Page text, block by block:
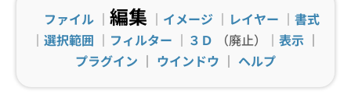
ファイル ｜ 編集 ｜ イメージ ｜ レイヤー ｜ 書式
｜ 選択範囲 ｜ フィルター ｜ ３Ｄ （廃止）｜ 表示 ｜
プラグイン ｜ ウインドウ ｜ ヘルプ